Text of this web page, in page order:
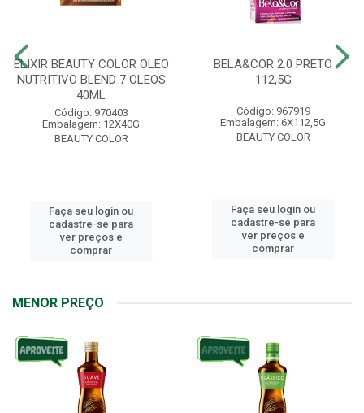
ELIXIR BEAUTY COLOR OLEO
NUTRITIVO BLEND 7 OLEOS
40ML
Código: 970403
Embalagem: 12X40G
BEAUTY COLOR
Faça seu login ou
cadastre-se para
ver preços e
comprar
BELA&COR 2.0 PRETO
112,5G
Código: 967919
Embalagem: 6X112,5G
BEAUTY COLOR
Faça seu login ou
cadastre-se para
ver preços e
comprar
MENOR PREÇO